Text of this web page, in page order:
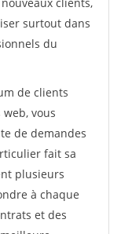
surtout dans
du
de clients
vous
de demandes
fait sa
plusieurs
à chaque
et des